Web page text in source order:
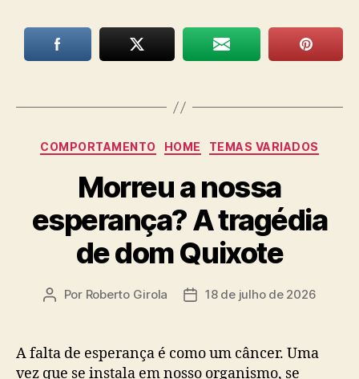
Categorias
COMPORTAMENTO HOME TEMAS VARIADOS
Morreu a nossa
esperança? A tragédia
de dom Quixote
Autor
Por Roberto Girola
Data18 de julho de 2026
A falta de esperança é como um câncer. Uma
vez que se instala em nosso organismo, se